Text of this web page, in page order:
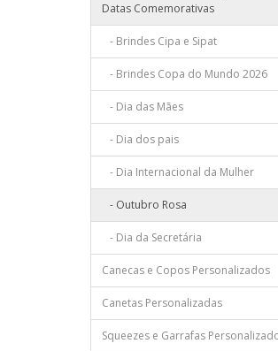
Datas Comemorativas
- Brindes Cipa e Sipat
- Brindes Copa do Mundo 2026
- Dia das Mães
- Dia dos pais
- Dia Internacional da Mulher
- Outubro Rosa
- Dia da Secretária
Canecas e Copos Personalizados
Canetas Personalizadas
Squeezes e Garrafas